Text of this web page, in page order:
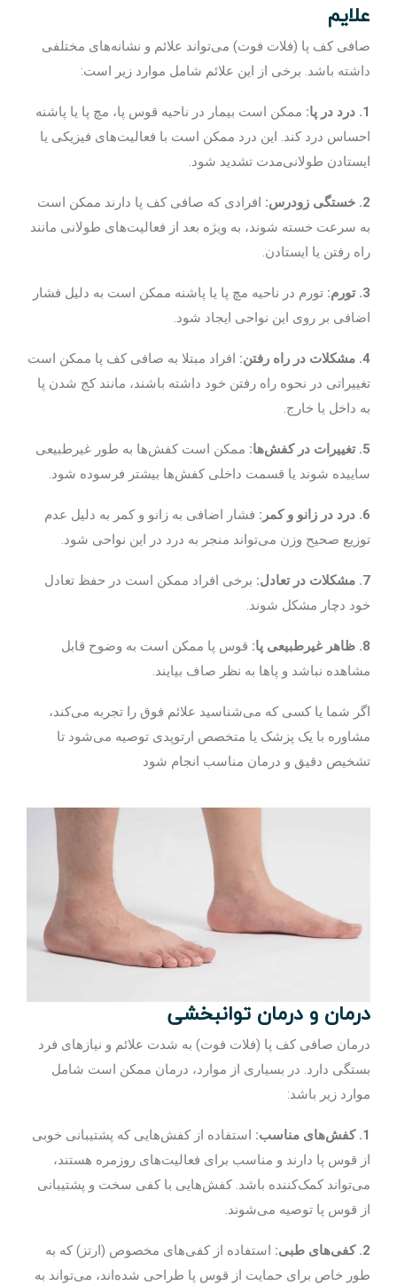
علایم
صافی کف پا (فلات فوت) می‌تواند علائم و نشانه‌های مختلفی
داشته باشد. برخی از این علائم شامل موارد زیر است:
1. درد در پا:
ممکن است بیمار در ناحیه قوس پا، مچ پا یا پاشنه
احساس درد کند. این درد ممکن است با فعالیت‌های فیزیکی یا
ایستادن طولانی‌مدت تشدید شود.
2. خستگی زودرس:
افرادی که صافی کف پا دارند ممکن است
به سرعت خسته شوند، به ویژه بعد از فعالیت‌های طولانی مانند
راه رفتن یا ایستادن.
3. تورم:
تورم در ناحیه مچ پا یا پاشنه ممکن است به دلیل فشار
اضافی بر روی این نواحی ایجاد شود.
4. مشکلات در راه رفتن:
افراد مبتلا به صافی کف پا ممکن است
تغییراتی در نحوه راه رفتن خود داشته باشند، مانند کج شدن پا
به داخل یا خارج.
5. تغییرات در کفش‌ها:
ممکن است کفش‌ها به طور غیرطبیعی
ساییده شوند یا قسمت داخلی کفش‌ها بیشتر فرسوده شود.
6. درد در زانو و کمر:
فشار اضافی به زانو و کمر به دلیل عدم
توزیع صحیح وزن می‌تواند منجر به درد در این نواحی شود.
7. مشکلات در تعادل:
برخی افراد ممکن است در حفظ تعادل
خود دچار مشکل شوند.
8. ظاهر غیرطبیعی پا:
قوس پا ممکن است به وضوح قابل
مشاهده نباشد و پاها به نظر صاف بیایند.
اگر شما یا کسی که می‌شناسید علائم فوق را تجربه می‌کند،
مشاوره با یک پزشک یا متخصص ارتوپدی توصیه می‌شود تا
تشخیص دقیق و درمان مناسب انجام شود
درمان و درمان توانبخشی
درمان صافی کف پا (فلات فوت) به شدت علائم و نیازهای فرد
بستگی دارد. در بسیاری از موارد، درمان ممکن است شامل
موارد زیر باشد:
1. کفش‌های مناسب:
استفاده از کفش‌هایی که پشتیبانی خوبی
از قوس پا دارند و مناسب برای فعالیت‌های روزمره هستند،
می‌تواند کمک‌کننده باشد. کفش‌هایی با کفی سخت و پشتیبانی
از قوس پا توصیه می‌شوند.
2. کفی‌های طبی:
استفاده از کفی‌های مخصوص (ارتز) که به
طور خاص برای حمایت از قوس پا طراحی شده‌اند، می‌تواند به